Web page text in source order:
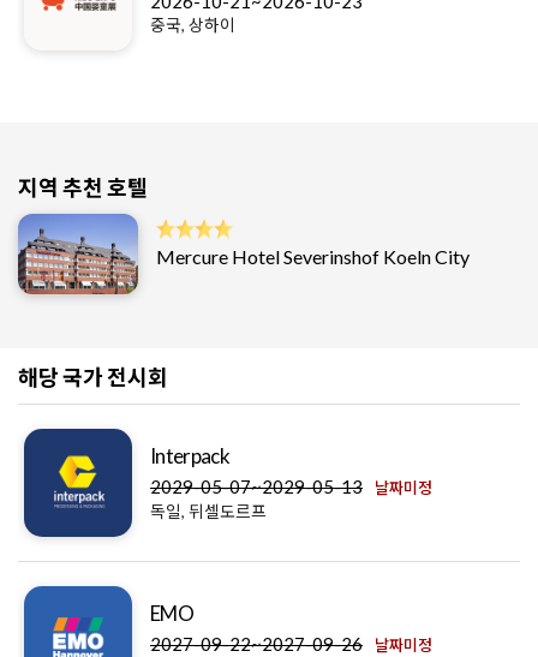
중국, 상하이
지역 추천 호텔
Mercure Hotel Severinshof Koeln City
해당 국가 전시회
Interpack
2029-05-07~2029-05-13 날짜미정
독일, 뒤셀도르프
EMO
2027-09-22~2027-09-26 날짜미정